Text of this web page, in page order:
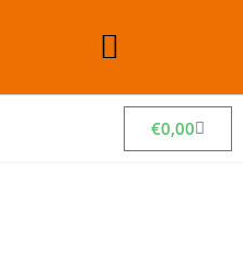
€0,00